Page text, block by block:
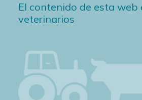
El contenido de esta web
veterinarios